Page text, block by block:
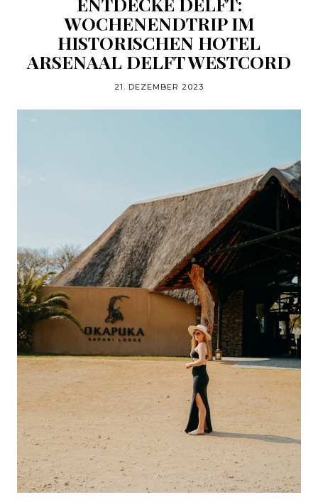
WOCHENENDTRIP IM
HISTORISCHEN HOTEL
ARSENAAL DELFT WESTCORD
21. DEZEMBER 2023